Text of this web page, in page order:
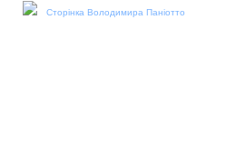
Сторінка Володимира Паніотто